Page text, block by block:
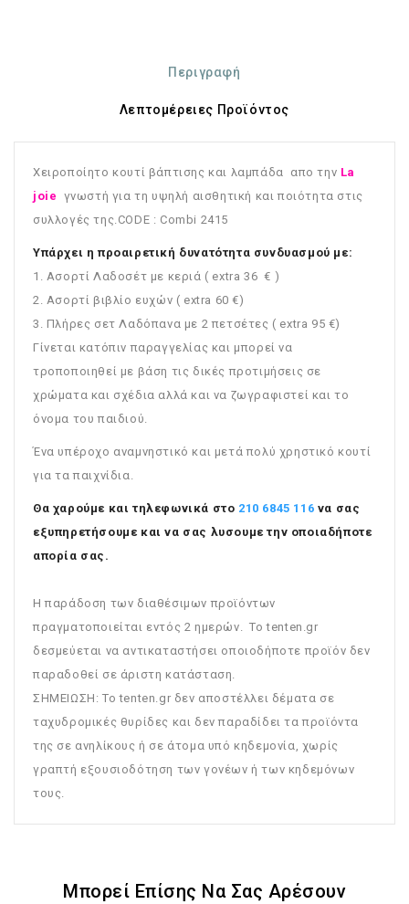
Περιγραφή
Λεπτομέρειες Προϊόντος
Χειροποίητο κουτί βάπτισης και λαμπάδα απο την La
joie γνωστή για τη υψηλή αισθητική και ποιότητα στις
συλλογές της.CODE : Combi 2415
Υπάρχει η προαιρετική δυνατότητα συνδυασμού με:
1. Ασορτί Λαδοσέτ με κεριά ( extra 36 € )
2. Ασορτί βιβλίο ευχών ( extra 60 €)
3. Πλήρες σετ Λαδόπανα με 2 πετσέτες ( extra 95 €)
Γίνεται κατόπιν παραγγελίας και μπορεί να
τροποποιηθεί με βάση τις δικές προτιμήσεις σε
χρώματα και σχέδια αλλά και να ζωγραφιστεί και το
όνομα του παιδιού.
Ένα υπέροχο αναμνηστικό και μετά πολύ χρηστικό κουτί
για τα παιχνίδια.
Θα χαρούμε και τηλεφωνικά στο 210 6845 116 να σας
εξυπηρετήσουμε και να σας λυσουμε την οποιαδήποτε
απορία σας.
Η παράδοση των διαθέσιμων προϊόντων
πραγματοποιείται εντός 2 ημερών. Το tenten.gr
δεσμεύεται να αντικαταστήσει οποιοδήποτε προϊόν δεν
παραδοθεί σε άριστη κατάσταση.
ΣΗΜΕΙΩΣΗ: To tenten.gr δεν αποστέλλει δέματα σε
ταχυδρομικές θυρίδες και δεν παραδίδει τα προϊόντα
της σε ανηλίκους ή σε άτομα υπό κηδεμονία, χωρίς
γραπτή εξουσιοδότηση των γονέων ή των κηδεμόνων
τους.
Μπορεί Επίσης Να Σας Αρέσουν